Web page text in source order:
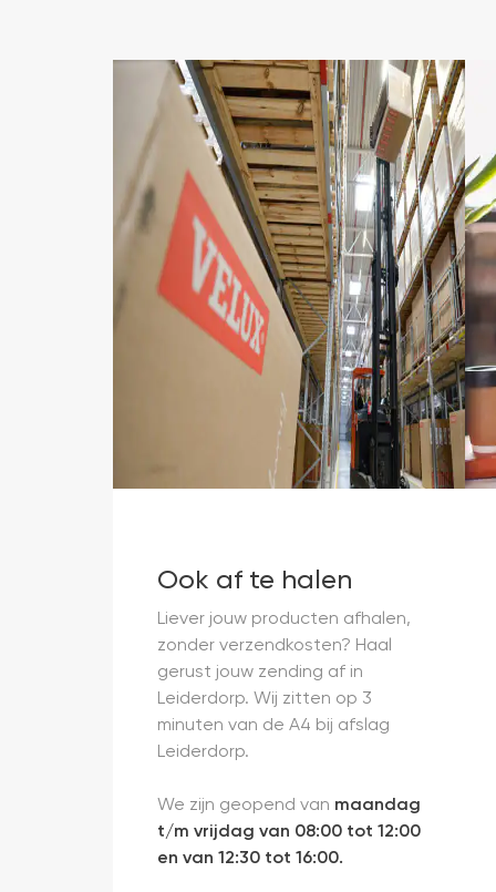
Ook af te halen
Liever jouw producten afhalen,
zonder verzendkosten? Haal
gerust jouw zending af in
Leiderdorp. Wij zitten op 3
minuten van de A4 bij afslag
Leiderdorp.
We zijn geopend van maandag
t/m vrijdag van 08:00 tot 12:00
en van 12:30 tot 16:00.